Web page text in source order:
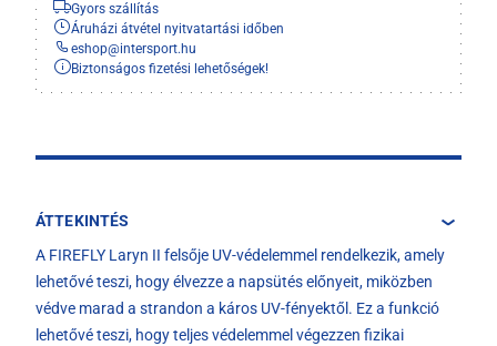
Gyors szállítás
Áruházi átvétel nyitvatartási időben
eshop@intersport.hu
Biztonságos fizetési lehetőségek!
ÁTTEKINTÉS
A FIREFLY Laryn II felsője UV-védelemmel rendelkezik, amely
lehetővé teszi, hogy élvezze a napsütés előnyeit, miközben
védve marad a strandon a káros UV-fényektől. Ez a funkció
lehetővé teszi, hogy teljes védelemmel végezzen fizikai